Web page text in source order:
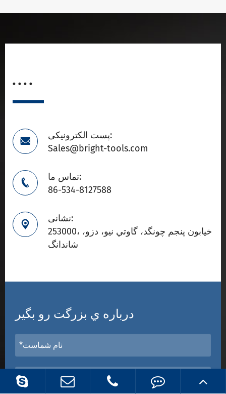
. . . .

پست الکترونیکی:
Sales@bright-tools.com

تماس ما:
86-534-8127588

نشانی:
253000، خيابون پنجم چونگد، گاوتي نيو، دزو،
شاندانگ
درباره ي بزرگت رو بگير